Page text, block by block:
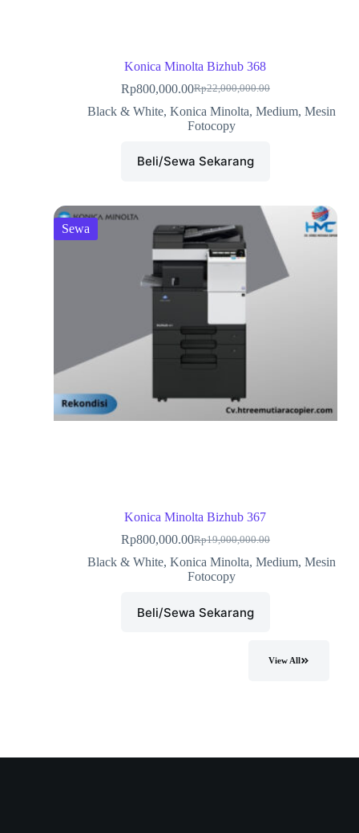
Konica Minolta Bizhub 368
Rp22,000,000.00
Rp800,000.00
Black & White, Konica Minolta, Medium, Mesin
Fotocopy
Beli/Sewa Sekarang
Sewa
Konica Minolta Bizhub 367
Rp19,000,000.00
Rp800,000.00
Black & White, Konica Minolta, Medium, Mesin
Fotocopy
Beli/Sewa Sekarang
View All